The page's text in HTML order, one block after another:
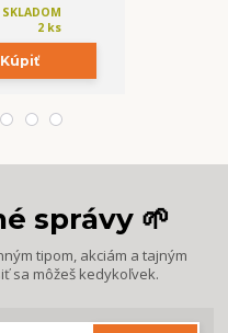
SKLADOM
2 ks
Kúpiť
správy 🌱
tipom, akciám a tajným
sa môžeš kedykoľvek.